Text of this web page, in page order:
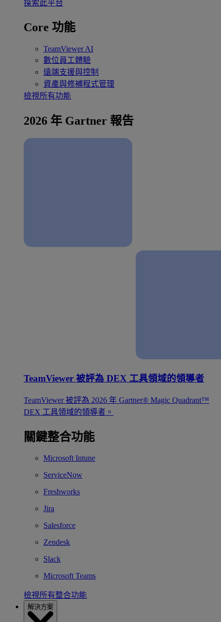
探索此平台
Core 功能
TeamViewer AI
數位員工體驗
遠端支援與控制
資產與修補程式管理
檢視所有功能
2026 年 Gartner 報告
TeamViewer 被評為 DEX 工具領域的領導者
TeamViewer 被評為 2026 年 Gartner® Magic Quadrant™
DEX 工具領域的領導者。
關鍵整合功能
Microsoft Intune
ServiceNow
Freshworks
Jira
Salesforce
Zendesk
Slack
Microsoft Teams
檢視所有整合功能
解決方案